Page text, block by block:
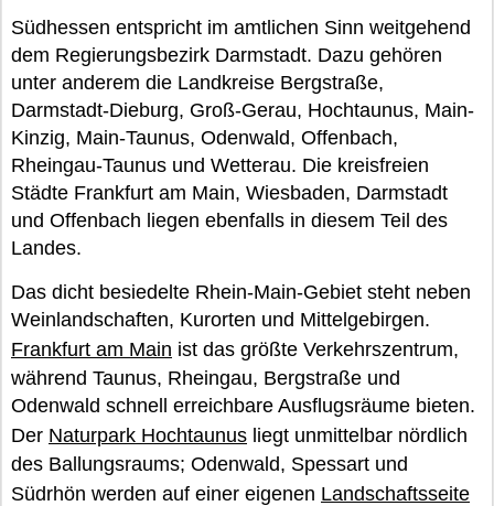
Südhessen entspricht im amtlichen Sinn weitgehend
dem Regierungsbezirk Darmstadt. Dazu gehören
unter anderem die Landkreise Bergstraße,
Darmstadt-Dieburg, Groß-Gerau, Hochtaunus, Main-
Kinzig, Main-Taunus, Odenwald, Offenbach,
Rheingau-Taunus und Wetterau. Die kreisfreien
Städte Frankfurt am Main, Wiesbaden, Darmstadt
und Offenbach liegen ebenfalls in diesem Teil des
Landes.
Das dicht besiedelte Rhein-Main-Gebiet steht neben
Weinlandschaften, Kurorten und Mittelgebirgen.
Frankfurt am Main ist das größte Verkehrszentrum,
während Taunus, Rheingau, Bergstraße und
Odenwald schnell erreichbare Ausflugsräume bieten.
Der Naturpark Hochtaunus liegt unmittelbar nördlich
des Ballungsraums; Odenwald, Spessart und
Südrhön werden auf einer eigenen Landschaftsseite